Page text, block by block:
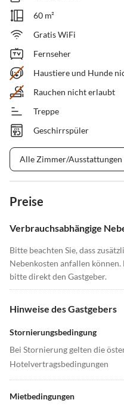
60 m²
Gratis WiFi
Fernseher
Haustiere und Hunde
Rauchen nicht erlaubt
Treppe
Geschirrspüler
Alle Zimmer/Ausstattungen
Preise
Verbrauchsabhängige
Bitte beachten Sie, dass
Nebenkosten anfallen
bitte direkt den Gastgeber.
Hinweise des Gastgebers
Stornierungsbedingung
Bei Stornierung gelten die
Hotelvertragsbedingungen
Mietbedingungen